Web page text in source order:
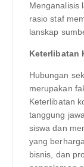
Menganalisis
rasio staf
lanskap
Keterlibatan
Hubungan
merupakan
Keterlibatan
tanggung
siswa dan
yang
bisnis, dan